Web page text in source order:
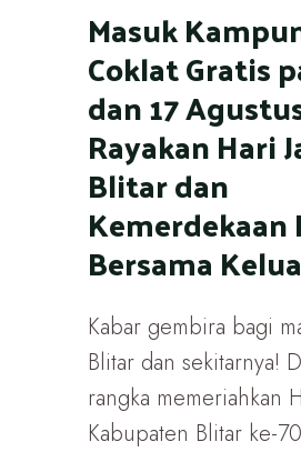
Masuk
Coklat Gratis
dan 17
Rayakan Hari
Blitar dan
Kemerdekaan
Bersama
Kabar gembira bagi
Blitar dan sekitarnya!
rangka memeriahkan
Kabupaten Blitar ke-